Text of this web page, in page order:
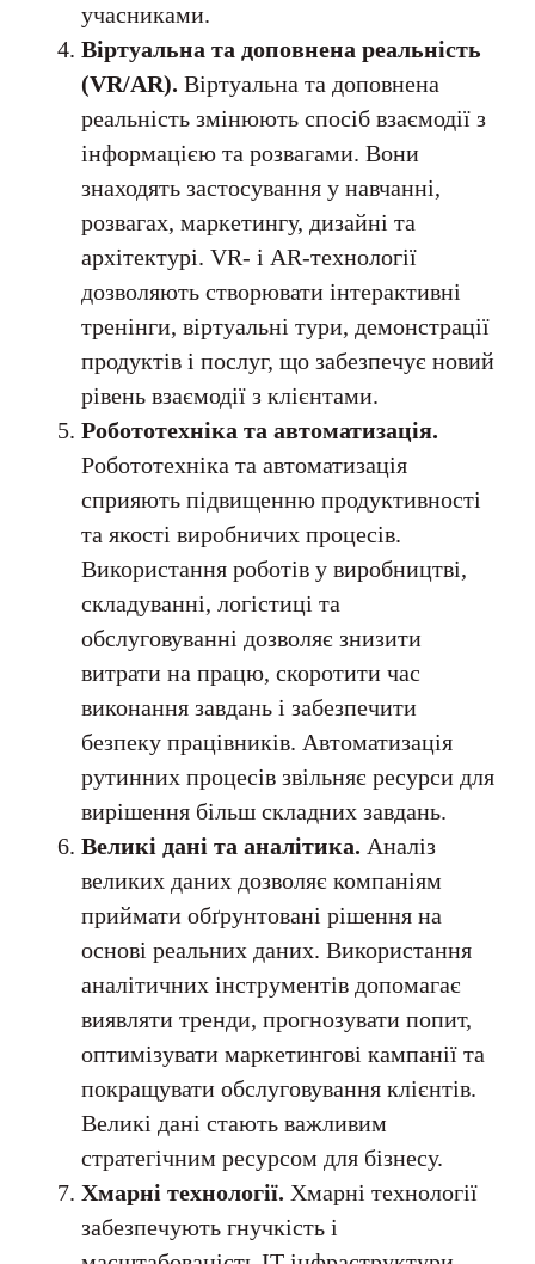
учасниками.
Віртуальна та доповнена реальність
(VR/AR). Віртуальна та доповнена
реальність змінюють спосіб взаємодії з
інформацією та розвагами. Вони
знаходять застосування у навчанні,
розвагах, маркетингу, дизайні та
архітектурі. VR- і AR-технології
дозволяють створювати інтерактивні
тренінги, віртуальні тури, демонстрації
продуктів і послуг, що забезпечує новий
рівень взаємодії з клієнтами.
Робототехніка та автоматизація.
Робототехніка та автоматизація
сприяють підвищенню продуктивності
та якості виробничих процесів.
Використання роботів у виробництві,
складуванні, логістиці та
обслуговуванні дозволяє знизити
витрати на працю, скоротити час
виконання завдань і забезпечити
безпеку працівників. Автоматизація
рутинних процесів звільняє ресурси для
вирішення більш складних завдань.
Великі дані та аналітика. Аналіз
великих даних дозволяє компаніям
приймати обґрунтовані рішення на
основі реальних даних. Використання
аналітичних інструментів допомагає
виявляти тренди, прогнозувати попит,
оптимізувати маркетингові кампанії та
покращувати обслуговування клієнтів.
Великі дані стають важливим
стратегічним ресурсом для бізнесу.
Хмарні технології. Хмарні технології
забезпечують гнучкість і